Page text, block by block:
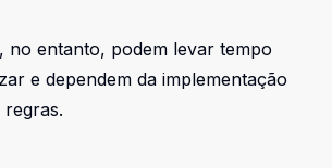
no entanto, podem levar tempo
e dependem da implementação